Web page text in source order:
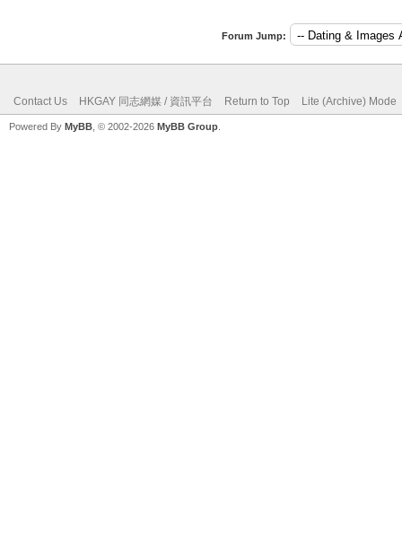
Forum Jump:
Contact Us HKGAY 同志網媒 / 資訊平台 Return to Top Lite (Archive) Mode
Powered By MyBB , © 2002-2026 MyBB Group